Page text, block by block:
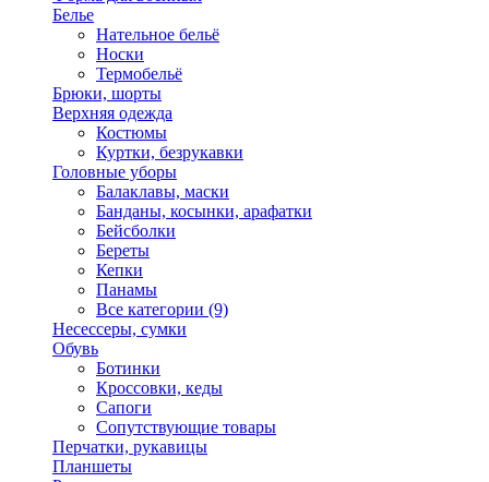
Белье
Нательное бельё
Носки
Термобельё
Брюки, шорты
Верхняя одежда
Костюмы
Куртки, безрукавки
Головные уборы
Балаклавы, маски
Банданы, косынки, арафатки
Бейсболки
Береты
Кепки
Панамы
Все категории (9)
Несессеры, сумки
Обувь
Ботинки
Кроссовки, кеды
Сапоги
Сопутствующие товары
Перчатки, рукавицы
Планшеты